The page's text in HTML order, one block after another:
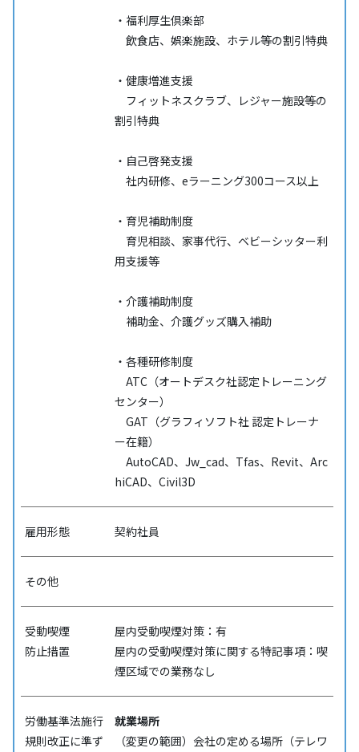
・福利厚生倶楽部
飲食店、娯楽施設、ホテル等の割引特典
・健康増進支援
フィットネスクラブ、レジャー施設等の
割引特典
・自己啓発支援
社内研修、eラーニング300コース以上
・育児補助制度
育児相談、家事代行、ベビーシッター利
用支援等
・介護補助制度
補助金、介護グッズ購入補助
・各種研修制度
ATC（オートデスク社認定トレーニング
センター）
GAT（グラフィソフト社 認定トレーナ
ー在籍）
AutoCAD、Jw_cad、Tfas、Revit、Arc
hiCAD、Civil3D
雇用形態 契約社員
その他
受動喫煙
防⽌措置
屋内受動喫煙対策：有
屋内の受動喫煙対策に関する特記事項：喫
煙区域での業務なし
労働基準法施行
規則改正に準ず
就業場所
（変更の範囲）会社の定める場所（テレワ